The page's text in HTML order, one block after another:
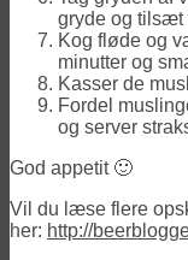
gryde og tilsæt
Kog fløde og
minutter og
Kasser de
Fordel
og server
God appetit 🙂
Vil du læse flere
her: http://